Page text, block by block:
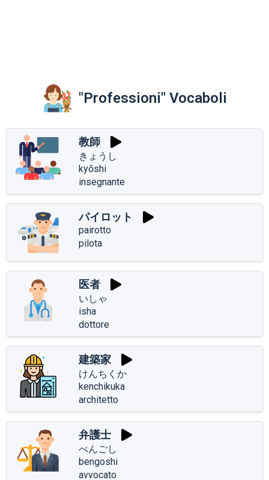
"Professioni" Vocaboli
教師
きょうし
kyōshi
insegnante
パイロット
pairotto
pilota
医者
いしゃ
isha
dottore
建築家
けんちくか
kenchikuka
architetto
弁護士
べんごし
bengoshi
avvocato